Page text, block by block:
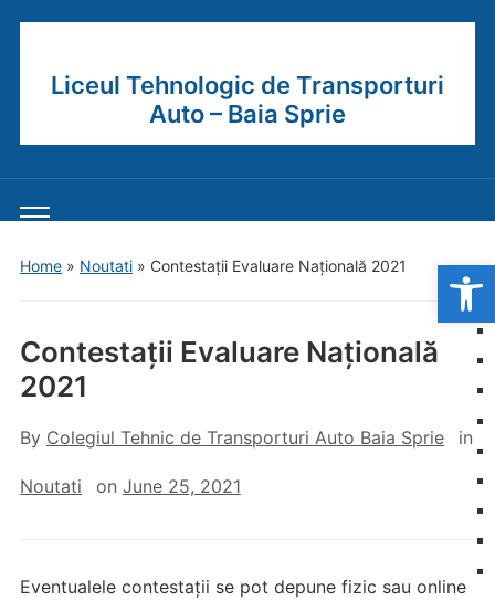
Liceul Tehnologic de Transporturi
Auto – Baia Sprie
Toggle
Home» Noutati» Contestații Evaluare Națională 2021
Contestații Evaluare Națională
2021
By Colegiul Tehnic de Transporturi Auto Baia Sprie in
Noutati on June 25, 2021
Eventualele contestații se pot depune fizic sau online